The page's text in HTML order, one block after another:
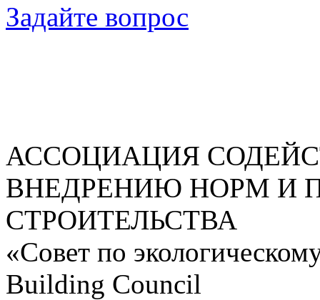
Задайте вопрос
АССОЦИАЦИЯ
ВНЕДРЕНИЮ НОРМ И
СТРОИТЕЛЬСТВА
«Совет по
Building Council